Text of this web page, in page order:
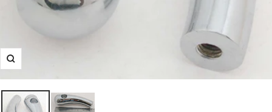
Zoom